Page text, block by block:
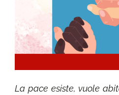
La pace esiste, vuole